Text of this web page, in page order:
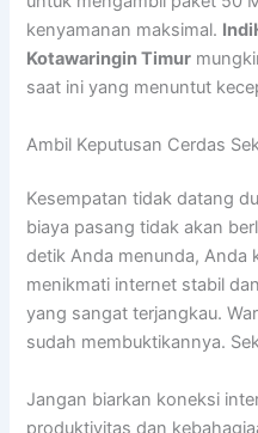
kenyamanan maksimal.
Kotawaringin Timur
saat ini yang menuntut
Ambil Keputusan Cerdas
Kesempatan tidak datang
biaya pasang tidak akan
detik Anda menunda, Anda
menikmati internet stabil
yang sangat terjangkau.
sudah membuktikannya.
Jangan biarkan koneksi
produktivitas dan